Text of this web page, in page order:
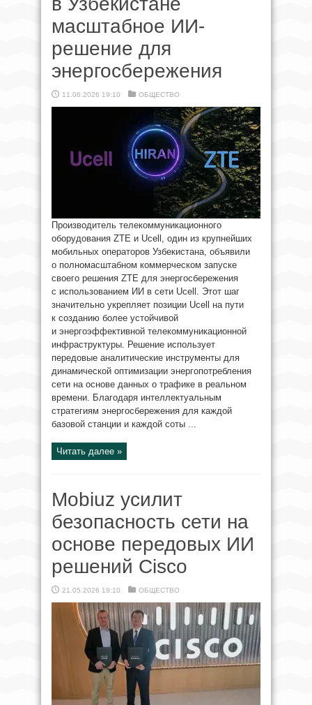
масштабное ИИ-
решение для
энергосбережения
11.06.2026 19:10 ОБЩЕСТВО
Производитель телекоммуникационного
оборудования ZTE и Ucell, один из крупнейших
мобильных операторов Узбекистана, объявили
о полномасштабном коммерческом запуске
своего решения ZTE для энергосбережения
с использованием ИИ в сети Ucell. Этот шаг
значительно укрепляет позиции Ucell на пути
к созданию более устойчивой
и энергоэффективной телекоммуникационной
инфраструктуры. Решение использует
передовые аналитические инструменты для
динамической оптимизации энергопотребления
сети на основе данных о трафике в реальном
времени. Благодаря интеллектуальным
стратегиям энергосбережения для каждой
базовой станции и каждой соты ...
Читать далее »
Mobiuz усилит
безопасность сети на
основе передовых ИИ
решений Cisco
21.05.2026 19:10 ОБЩЕСТВО